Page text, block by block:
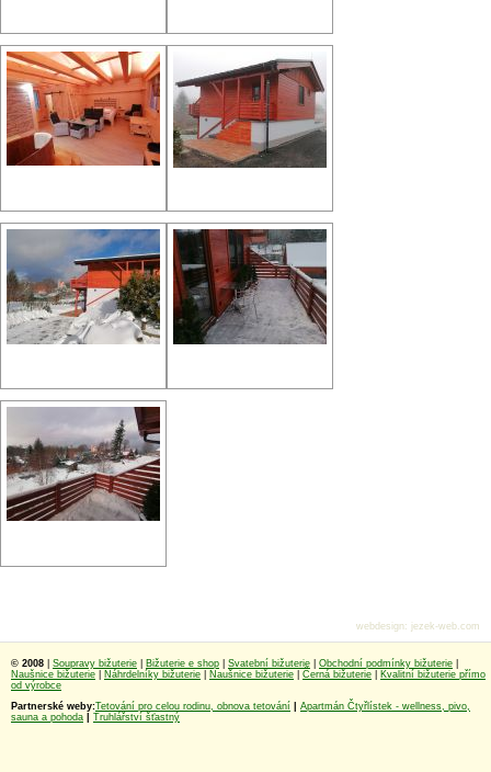
© 2008 Soupravy bižuterie Bižuterie e shop Svatební bižuterie Obchodní podmínky bižuterie
Naušnice bižuterie
Náhrdelníky bižuterie Naušnice bižuterie Černá bižuterie
Kvalitní bižuterie přímo
od výrobce
Partnerské weby:Tetování pro celou rodinu, obnova tetování
Apartmán Čtyřlístek - wellness, pivo,
sauna a pohoda
Truhlářství šťastný
webdesign: jezek-web.com